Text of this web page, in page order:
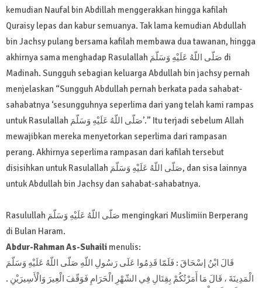
kemudian Naufal bin Abdillah menggerakkan hingga kafilah
Quraisy lepas dan kabur semuanya. Tak lama kemudian Abdullah
bin Jachsy pulang bersama kafilah membawa dua tawanan, hingga
akhirnya sama menghadap Rasulallah صَلّى اللّهُ عَلَيْهِ وَسَلّمَ di
Madinah. Sungguh sebagian keluarga Abdullah bin jachsy pernah
menjelaskan “Sungguh Abdullah pernah berkata pada sahabat-
sahabatnya ‘sesungguhnya seperlima dari yang telah kami rampas
untuk Rasulallah صَلّى اللّهُ عَلَيْهِ وَسَلّمَ’.” Itu terjadi sebelum Allah
mewajibkan mereka menyetorkan seperlima dari rampasan
perang. Akhirnya seperlima rampasan dari kafilah tersebut
disisihkan untuk Rasulallah صَلّى اللّهُ عَلَيْهِ وَسَلّمَ, dan sisa lainnya
untuk Abdullah bin Jachsy dan sahabat-sahabatnya.
Rasulullah صَلّى اللّهُ عَلَيْهِ وَسَلّمَ mengingkari Muslimiin Berperang
di Bulan Haram.
Abdur-Rahman As-Suhaili menulis:
قَالَ ابْنُ إسْحَاقَ : فَلَمّا قَدِمُوا عَلَى رَسُولِ اللّهِ صَلّى اللّهُ عَلَيْهِ وَسَلّمَ
الْمَدِينَةَ ، قَالَ مَا أَمَرْتُكُمْ بِقِتَالِ فِي الشّهْرِ الْحَرَامِ فَوَقّفَ الْعِيرَ وَالْأَسِيرَيْنِ .